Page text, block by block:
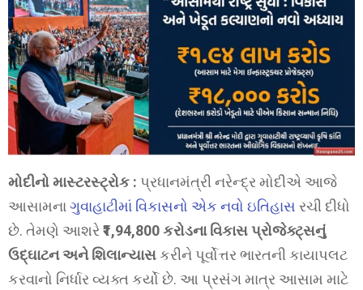
મોદીનો માસ્ટરસ્ટ્રોક : પ્રધાનમંત્રી નરેન્દ્ર મોદીએ આજે
આસામનાગુવાહાટીમાં વિકાસનો એક નવો ઇતિહાસ રચી દીધો
છે. તેમણે આશરે₹1,94,800 કરોડના વિકાસ પ્રોજેક્ટ્સનું
ઉદ્ઘાટન અને શિલાન્યાસકરીને પૂર્વોત્તર ભારતની કાયાપલટ
કરવાનો નિર્ધાર વ્યક્ત કર્યો છે. આ પ્રસંગ માત્ર આસામ માટે